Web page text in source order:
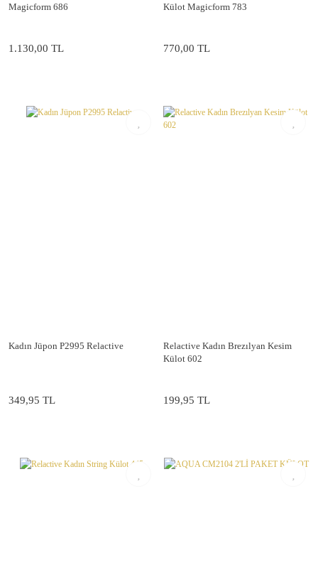
Magicform 686
1.130,00 TL
Külot Magicform 783
770,00 TL
Kadın Jüpon P2995 Relactive
349,95 TL
Relactive Kadın Brezılyan Kesim
Külot 602
199,95 TL